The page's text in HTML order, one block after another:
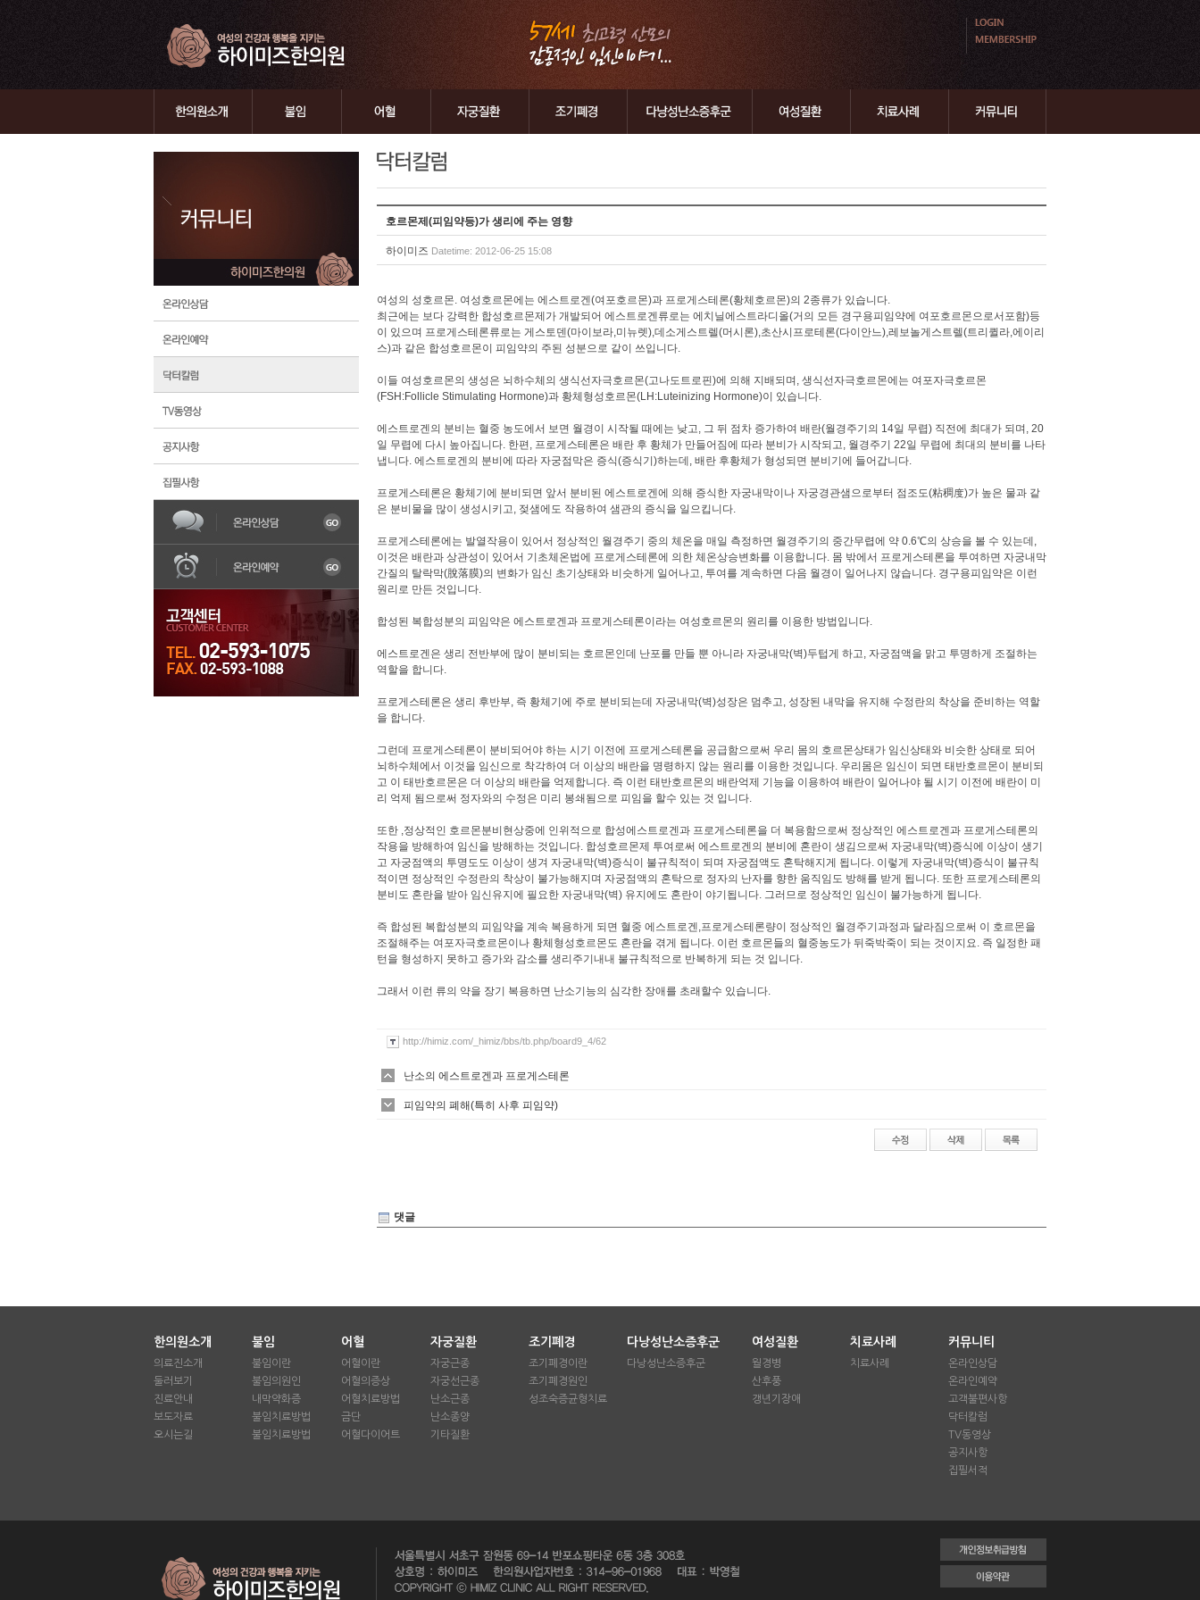
한의원소개 자궁질환 조기폐경 다난성난소증후군 여성질환 치료사례 커뮤니티
호르몬제(피임약등)가 생리에 주는 영향
하이미즈 Datetime: 2012-06-25 15:08
여성의 성호르몬. 여성호르몬에는 에스트로겐(여포호르몬)과 프로게스테론(황체호르몬)의 2종류가 있습니다.
최근에는 보다 강력한 합성호르몬제가 개발되어 에스트로겐류로는 에치닐에스트라디올(거의 모든 경구용피임약에 여포호르몬으로서포함)등
이 있으며 프로게스테론류로는 게스토덴(마이보라,미뉴렛),데소게스트렐(머시론),초산시프로테론(다이안느),레보놀게스트렐(트리퀼라,에이리
스)과 같은 합성호르몬이 피임약의 주된 성분으로 같이 쓰입니다.
이들 여성호르몬의 생성은 뇌하수체의 생식선자극호르몬(고나도트로핀)에 의해 지배되며, 생식선자극호르몬에는 여포자극호르몬
(FSH:Follicle Stimulating Hormone)과 황체형성호르몬(LH:Luteinizing Hormone)이 있습니다.
에스트로겐의 분비는 혈중 농도에서 보면 월경이 시작될 때에는 낮고, 그 뒤 점차 증가하여 배란(월경주기의 14일 무렵) 직전에 최대가 되며, 20
일 무렵에 다시 높아집니다. 한편, 프로게스테론은 배란 후 황체가 만들어짐에 따라 분비가 시작되고, 월경주기 22일 무렵에 최대의 분비를 나타
냅니다. 에스트로겐의 분비에 따라 자궁점막은 증식(증식기)하는데, 배란 후황체가 형성되면 분비기에 들어갑니다.
프로게스테론은 황체기에 분비되면 앞서 분비된 에스트로겐에 의해 증식한 자궁내막이나 자궁경관샘으로부터 점조도(粘稠度)가 높은 물과 같
은 분비물을 많이 생성시키고, 젖샘에도 작용하여 샘관의 증식을 일으킵니다.
프로게스테론에는 발열작용이 있어서 정상적인 월경주기 중의 체온을 매일 측정하면 월경주기의 중간무렵에 약 0.6℃의 상승을 볼 수 있는데,
이것은 배란과 상관성이 있어서 기초체온법에 프로게스테론에 의한 체온상승변화를 이용합니다. 몸 밖에서 프로게스테론을 투여하면 자궁내막
간질의 탈락막(脫落膜)의 변화가 임신 초기상태와 비슷하게 일어나고, 투여를 계속하면 다음 월경이 일어나지 않습니다. 경구용피임약은 이런
원리로 만든 것입니다.
합성된 복합성분의 피임약은 에스트로겐과 프로게스테론이라는 여성호르몬의 원리를 이용한 방법입니다.
에스트로겐은 생리 전반부에 많이 분비되는 호르몬인데 난포를 만들 뿐 아니라 자궁내막(벽)두텁게 하고, 자궁점액을 맑고 투명하게 조절하는
역할을 합니다.
프로게스테론은 생리 후반부, 즉 황체기에 주로 분비되는데 자궁내막(벽)성장은 멈추고, 성장된 내막을 유지해 수정란의 착상을 준비하는 역할
을 합니다.
그런데 프로게스테론이 분비되어야 하는 시기 이전에 프로게스테론을 공급함으로써 우리 몸의 호르몬상태가 임신상태와 비슷한 상태로 되어
뇌하수체에서 이것을 임신으로 착각하여 더 이상의 배란을 명령하지 않는 원리를 이용한 것입니다. 우리몸은 임신이 되면 태반호르몬이 분비되
고 이 태반호르몬은 더 이상의 배란을 억제합니다. 즉 이런 태반호르몬의 배란억제 기능을 이용하여 배란이 일어나야 될 시기 이전에 배란이 미
리 억제 됨으로써 정자와의 수정은 미리 봉쇄됨으로 피임을 할수 있는 것 입니다.
또한 ,정상적인 호르몬분비현상중에 인위적으로 합성에스트로겐과 프로게스테론을 더 복용함으로써 정상적인 에스트로겐과 프로게스테론의
작용을 방해하여 임신을 방해하는 것입니다. 합성호르몬제 투여로써 에스트로겐의 분비에 혼란이 생김으로써 자궁내막(벽)증식에 이상이 생기
고 자궁점액의 투명도도 이상이 생겨 자궁내막(벽)증식이 불규칙적이 되며 자궁점액도 혼탁해지게 됩니다. 이렇게 자궁내막(벽)증식이 불규칙
적이면 정상적인 수정란의 착상이 불가능해지며 자궁점액의 혼탁으로 정자의 난자를 향한 움직임도 방해를 받게 됩니다. 또한 프로게스테론의
분비도 혼란을 받아 임신유지에 필요한 자궁내막(벽) 유지에도 혼란이 야기됩니다. 그러므로 정상적인 임신이 불가능하게 됩니다.
즉 합성된 복합성분의 피임약을 계속 복용하게 되면 혈중 에스트로겐,프로게스테론량이 정상적인 월경주기과정과 달라짐으로써 이 호르몬을
조절해주는 여포자극호르몬이나 황체형성호르몬도 혼란을 겪게 됩니다. 이런 호르몬들의 혈중농도가 뒤죽박죽이 되는 것이지요. 즉 일정한 패
턴을 형성하지 못하고 증가와 감소를 생리주기내내 불규칙적으로 반복하게 되는 것 입니다.
그래서 이런 류의 약을 장기 복용하면 난소기능의 심각한 장애를 초래할수 있습니다.
http://himiz.com/_himiz/bbs/tb.php/board9_4/62
난소의 에스트로겐과 프로게스테론
피임약의 폐해(특히 사후 피임약)
댓글
한의원소개
의료진소개
둘러보기
진료안내
보도자료
오시는길
불임
불임이란
불임의원인
내막약화증
불임치료방법
불임치료방법
어혈
어혈이란
어혈의증상
어혈치료방법
금단
어혈다이어트
자궁질환
자궁근종
자궁선근종
난소근종
난소종양
기타질환
조기폐경
조기폐경이란
조기폐경원인
성조숙증균형치료
다낭성난소증후군
다낭성난소증후군
여성질환
월경병
산후풍
갱년기장애
치료사례
치료사례
커뮤니티
온라인상담
온라인예약
고객불편사항
닥터칼럼
TV동영상
공지사항
집필서적